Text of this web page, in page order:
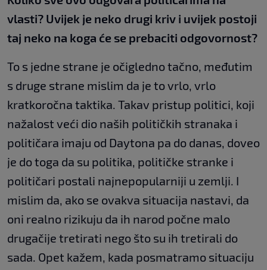
vlasti? Uvijek je neko drugi kriv i uvijek postoji
taj neko na koga će se prebaciti odgovornost?
To s jedne strane je očigledno tačno, međutim
s druge strane mislim da je to vrlo, vrlo
kratkoročna taktika. Takav pristup politici, koji
nažalost veći dio naših političkih stranaka i
političara imaju od Daytona pa do danas, doveo
je do toga da su politika, političke stranke i
političari postali najnepopularniji u zemlji. I
mislim da, ako se ovakva situacija nastavi, da
oni realno rizikuju da ih narod počne malo
drugačije tretirati nego što su ih tretirali do
sada. Opet kažem, kada posmatramo situaciju